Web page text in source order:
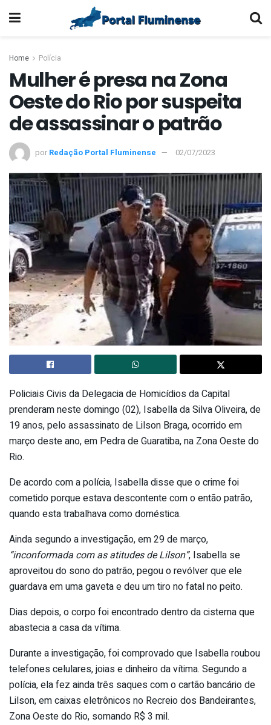
Home Polícia
Mulher é presa na Zona
Oeste do Rio por suspeita
de assassinar o patrão
por Redação Portal Fluminense 02/07/2023
Policiais Civis da Delegacia de Homicídios da Capital
prenderam neste domingo (02), Isabella da Silva Oliveira, de
19 anos, pelo assassinato de Lilson Braga, ocorrido em
março deste ano, em Pedra de Guaratiba, na Zona Oeste do
Rio.
De acordo com a polícia, Isabella disse que o crime foi
cometido porque estava descontente com o então patrão,
quando esta trabalhava como doméstica.
Ainda segundo a investigação, em 29 de março,
“inconformada com as atitudes de Lilson”, Isabella se
aproveitou do sono do patrão, pegou o revólver que ele
guardava em uma gaveta e deu um tiro no fatal no peito.
Dias depois, o corpo foi encontrado dentro da cisterna que
abastecia a casa da vítima.
Durante a investigação, foi comprovado que Isabella roubou
telefones celulares, joias e dinheiro da vítima. Segundo a
polícia, ela fez ainda três saques com o cartão bancário de
Lilson, em caixas eletrônicos no Recreio dos Bandeirantes,
Zona Oeste do Rio, somando R$ 3 mil.